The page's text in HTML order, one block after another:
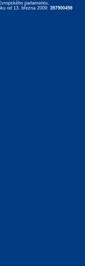
parlamentu,
od 13. března 2009: 397900498